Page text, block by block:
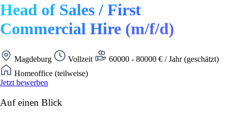
Head of Sales / First
Commercial Hire (m/f/d)
Magdeburg Vollzeit
60000 - 80000 € / Jahr (geschätzt)
Homeoffice (teilweise)
Jetzt bewerben
Auf einen Blick